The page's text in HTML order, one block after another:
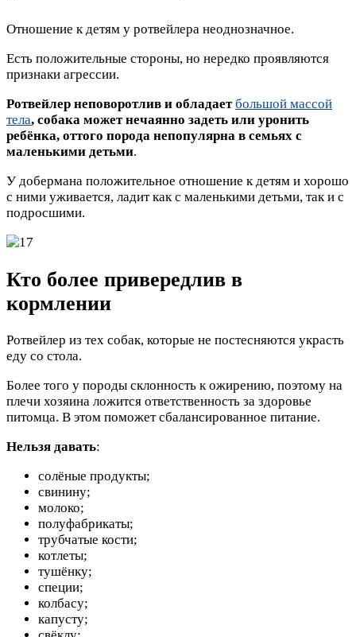
Отношение к детям у ротвейлера неоднозначное.
Есть положительные стороны, но нередко проявляются
признаки агрессии.
Ротвейлер неповоротлив и обладаетбольшой массой
тела, собака может нечаянно задеть или уронить
ребёнка, оттого порода непопулярна в семьях с
маленькими детьми.
У добермана положительное отношение к детям и хорошо
с ними уживается, ладит как с маленькими детьми, так и с
подросшими.
Кто более привередлив в
кормлении
Ротвейлер из тех собак, которые не постесняются украсть
еду со стола.
Более того у породы склонность к ожирению, поэтому на
плечи хозяина ложится ответственность за здоровье
питомца. В этом поможет сбалансированное питание.
Нельзя давать:
солёные продукты;
свинину;
молоко;
полуфабрикаты;
трубчатые кости;
котлеты;
тушёнку;
специи;
колбасу;
капусту;